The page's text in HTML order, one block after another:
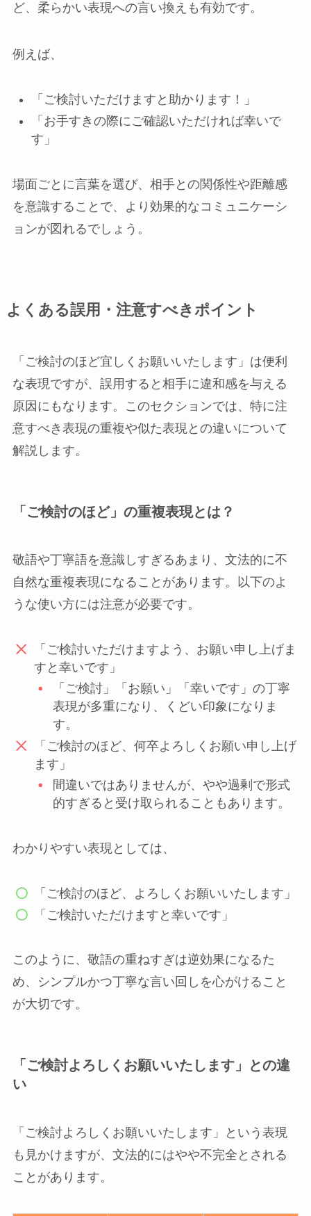
ど、柔らかい表現への言い換えも有効です。
例えば、
「ご検討いただけますと助かります！」
「お手すきの際にご確認いただければ幸いで
す」
場面ごとに言葉を選び、相手との関係性や距離感
を意識することで、より効果的なコミュニケーシ
ョンが図れるでしょう。
よくある誤用・注意すべきポイント
「ご検討のほど宜しくお願いいたします」は便利
な表現ですが、誤用すると相手に違和感を与える
原因にもなります。このセクションでは、特に注
意すべき表現の重複や似た表現との違いについて
解説します。
「ご検討のほど」の重複表現とは？
敬語や丁寧語を意識しすぎるあまり、文法的に不
自然な重複表現になることがあります。以下のよ
うな使い方には注意が必要です。
「ご検討いただけますよう、お願い申し上げま
すと幸いです」
「ご検討」「お願い」「幸いです」の丁寧
表現が多重になり、くどい印象になりま
す。
「ご検討のほど、何卒よろしくお願い申し上げ
ます」
間違いではありませんが、やや過剰で形式
的すぎると受け取られることもあります。
わかりやすい表現としては、
「ご検討のほど、よろしくお願いいたします」
「ご検討いただけますと幸いです」
このように、敬語の重ねすぎは逆効果になるた
め、シンプルかつ丁寧な言い回しを心がけること
が大切です。
「ご検討よろしくお願いいたします」との違
い
「ご検討よろしくお願いいたします」という表現
も見かけますが、文法的にはやや不完全とされる
ことがあります。